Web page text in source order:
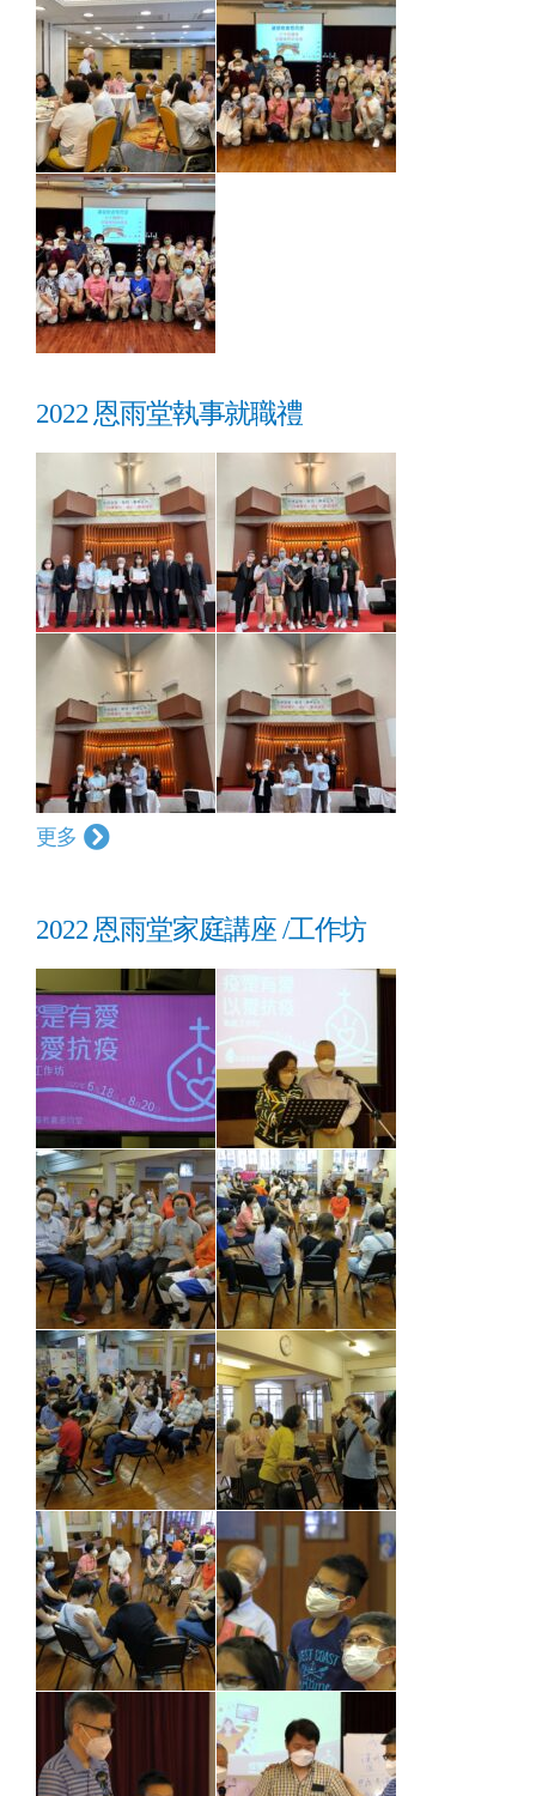
2022 恩雨堂執事就職禮
更多
2022 恩雨堂家庭講座 /工作坊